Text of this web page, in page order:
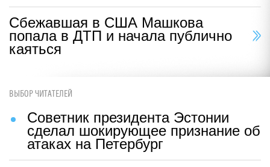
Сбежавшая в США Машкова
попала в ДТП и начала публично
каяться
ВЫБОР ЧИТАТЕЛЕЙ
Советник президента Эстонии
сделал шокирующее признание об
атаках на Петербург